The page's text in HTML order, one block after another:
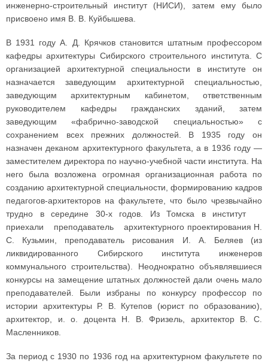
инженерно-строительный институт (НИСИ), затем ему было
присвоено имя В. В. Куйбышева.
В 1931 году А. Д. Крячков становится штатным профессором
кафедры архитектуры Сибирского строительного института. С
организацией архитектурной специальности в институте он
назначается заведующим архитектурной специальностью,
заведующим архитектурным кабинетом, ответственным
руководителем кафедры гражданских зданий, затем
заведующим «фабрично-заводской специальностью» с
сохранением всех прежних должностей. В 1935 году он
назначен деканом архитектурного факультета, а в 1936 году —
заместителем директора по научно-учебной части института. На
него была возложена огромная организационная работа по
созданию архитектурной специальности, формированию кадров
педагогов-архитекторов на факультете, что было чрезвычайно
трудно в середине 30-х годов. Из Томска в институт
приехали преподаватель архитектурного проектирования Н.
С. Кузьмин, преподаватель рисования И. А. Беляев (из
ликвидированного Сибирского института инженеров
коммунального строительства). Неоднократно объявлявшиеся
конкурсы на замещение штатных должностей дали очень мало
преподавателей. Были избраны по конкурсу профессор по
истории архитектуры Р. В. Кутепов (юрист по образованию),
архитектор, и. о. доцента Н. В. Фризель, архитектор В. С.
Масленников.
За период с 1930 по 1936 год на архитектурном факультете по